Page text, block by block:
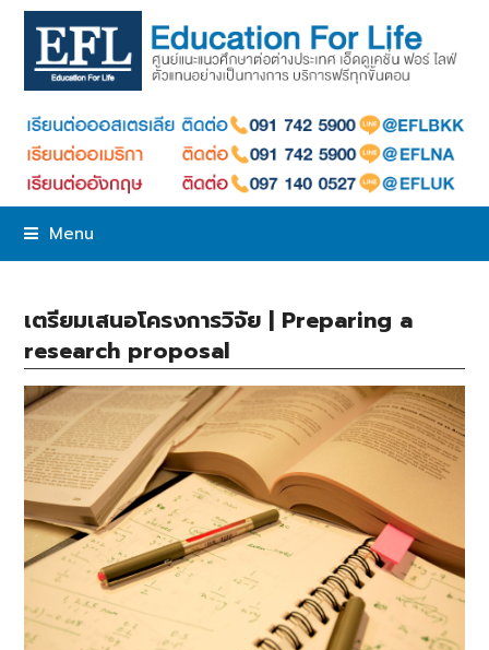
Menu
เตรียมเสนอโครงการวิจัย | Preparing a
research proposal